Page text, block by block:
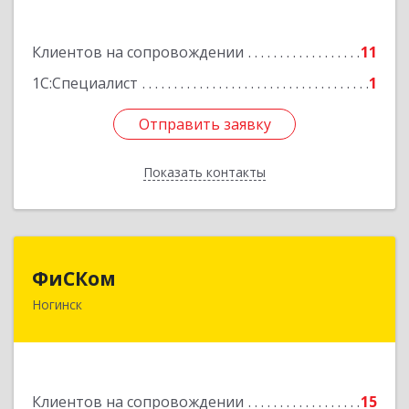
Клиентов на сопровождении
11
1С:Специалист
1
Отправить заявку
Показать контакты
Отправить заявку
Назад
ФиСКом
Ногинск
Клиентов на сопровождении 15